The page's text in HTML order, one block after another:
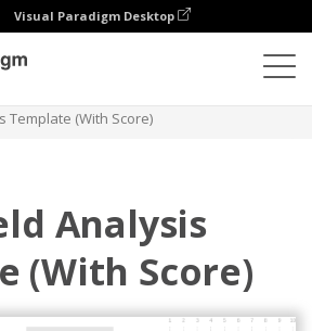
Visual Paradigm Desktop
Template (With Score)
Analysis
(With Score)